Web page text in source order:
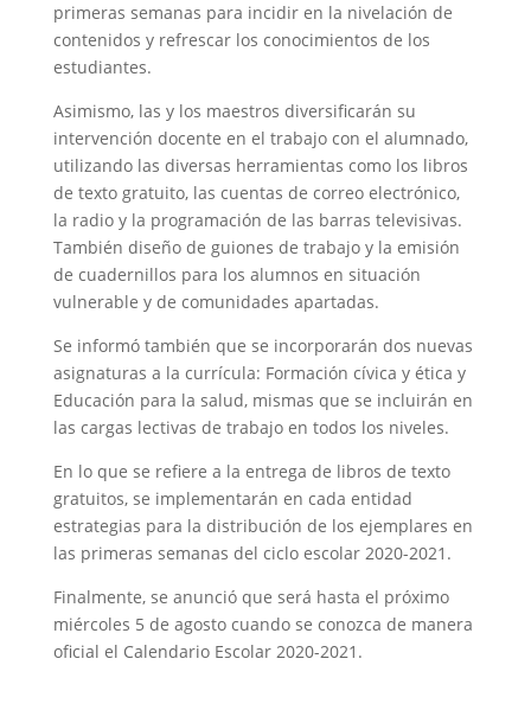
primeras semanas para incidir en la nivelación de
contenidos y refrescar los conocimientos de los
estudiantes.
Asimismo, las y los maestros diversificarán su
intervención docente en el trabajo con el alumnado,
utilizando las diversas herramientas como los libros
de texto gratuito, las cuentas de correo electrónico,
la radio y la programación de las barras televisivas.
También diseño de guiones de trabajo y la emisión
de cuadernillos para los alumnos en situación
vulnerable y de comunidades apartadas.
Se informó también que se incorporarán dos nuevas
asignaturas a la currícula: Formación cívica y ética y
Educación para la salud, mismas que se incluirán en
las cargas lectivas de trabajo en todos los niveles.
En lo que se refiere a la entrega de libros de texto
gratuitos, se implementarán en cada entidad
estrategias para la distribución de los ejemplares en
las primeras semanas del ciclo escolar 2020-2021.
Finalmente, se anunció que será hasta el próximo
miércoles 5 de agosto cuando se conozca de manera
oficial el Calendario Escolar 2020-2021.